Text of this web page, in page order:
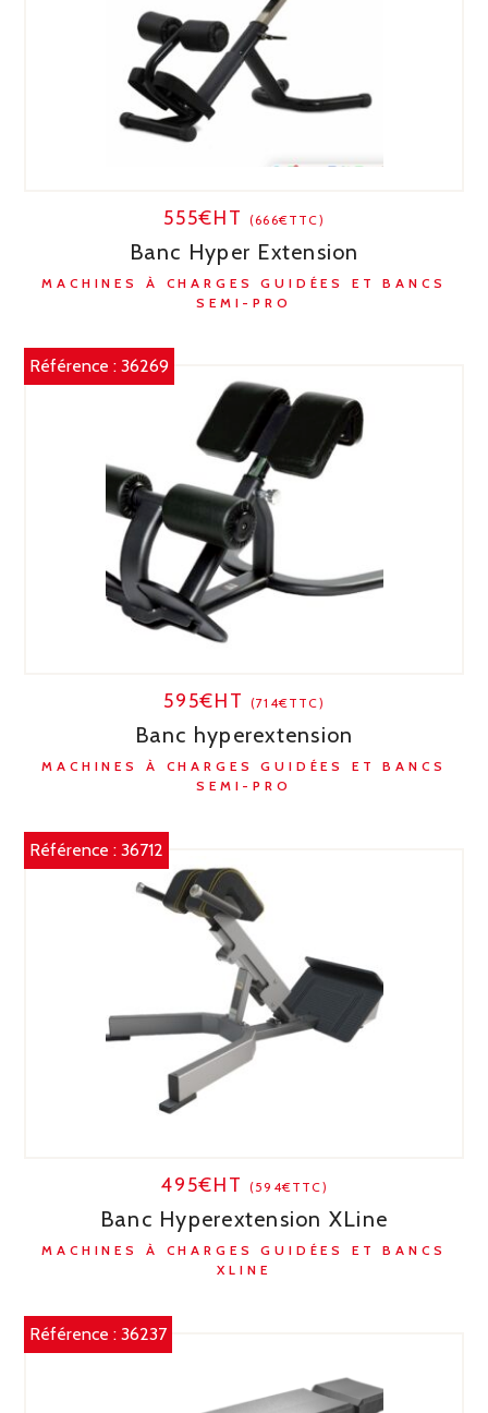
555€HT(666€TTC)
Banc Hyper Extension
MACHINES À CHARGES GUIDÉES ET BANCS
SEMI-PRO
Référence :36269
595€HT(714€TTC)
Banc hyperextension
MACHINES À CHARGES GUIDÉES ET BANCS
SEMI-PRO
Référence :36712
495€HT(594€TTC)
Banc Hyperextension XLine
MACHINES À CHARGES GUIDÉES ET BANCS
XLINE
Référence :36237